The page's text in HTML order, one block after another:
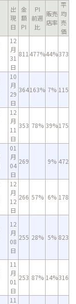
出
現
日
金
額
PI
PI
前週
比
販売
店率
平
均
売
価
12
月
31
日
811 477%44%373
10
月
29
日
364163% 7% 115
12
月
11
日
353 78% 39%175
01
月
04
日
269 9% 472
12
月
12
日
266 57% 6% 178
12
月
08
日
255 28% 5% 823
11
月
01
日
253 87% 14%316
11